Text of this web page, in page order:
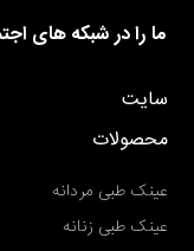
ما را در شبکه های
سایت
محصولات
عینک طبی مردانه
عینک طبی زنانه